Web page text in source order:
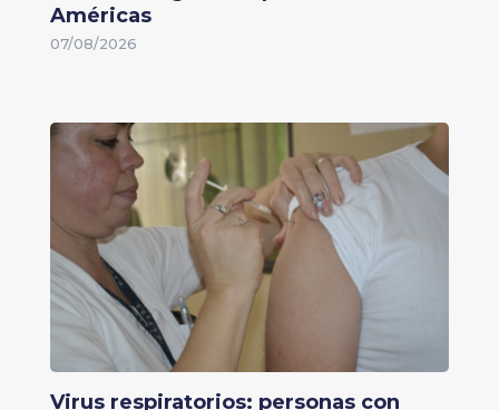
Américas
07/08/2026
Virus respiratorios: personas con